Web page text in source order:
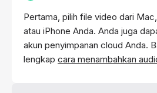
Pertama, pilih file video dari
atau iPhone Anda. Anda juga
akun penyimpanan cloud Anda.
lengkap cara menambahkan